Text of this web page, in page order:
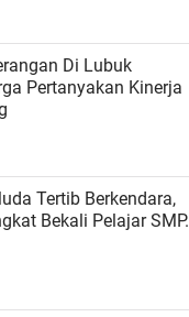
Di Lubuk
Pertanyakan Kinerja
Tertib Berkendara,
Bekali Pelajar SMP.